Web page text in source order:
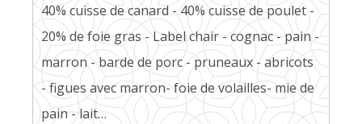
40% cuisse de canard - 40% cuisse de poulet -
20% de foie gras - Label chair - cognac - pain -
marron - barde de porc - pruneaux - abricots
- figues avec marron- foie de volailles- mie de
pain - lait…